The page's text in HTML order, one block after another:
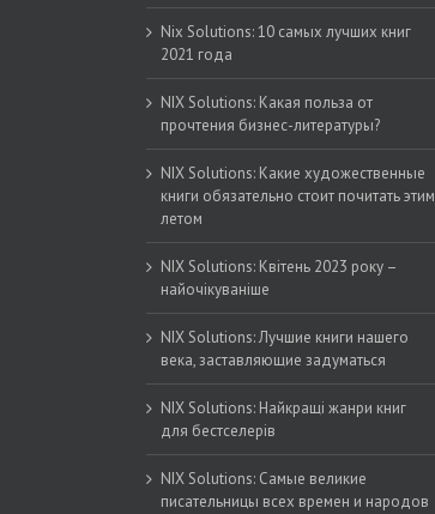
Nix Solutions: 10 самых лучших книг
2021 года
NIX Solutions: Какая польза от
прочтения бизнес-литературы?
NIX Solutions: Какие художественные
книги обязательно стоит почитать этим
летом
NIX Solutions: Квітень 2023 року –
найочікуваніше
NIX Solutions: Лучшие книги нашего
века, заставляющие задуматься
NIX Solutions: Найкращі жанри книг
для бестселерів
NIX Solutions: Самые великие
писательницы всех времен и народов